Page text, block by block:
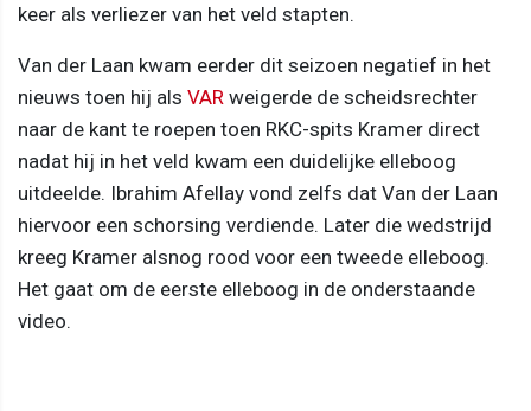
keer als verliezer van het veld stapten.
Van der Laan kwam eerder dit seizoen negatief in het
nieuws toen hij als VAR weigerde de scheidsrechter
naar de kant te roepen toen RKC-spits Kramer direct
nadat hij in het veld kwam een duidelijke elleboog
uitdeelde. Ibrahim Afellay vond zelfs dat Van der Laan
hiervoor een schorsing verdiende. Later die wedstrijd
kreeg Kramer alsnog rood voor een tweede elleboog.
Het gaat om de eerste elleboog in de onderstaande
video.